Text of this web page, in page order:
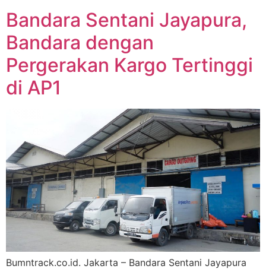
Bandara Sentani Jayapura,
Bandara dengan
Pergerakan Kargo Tertinggi
di AP1
Bumntrack.co.id. Jakarta – Bandara Sentani Jayapura